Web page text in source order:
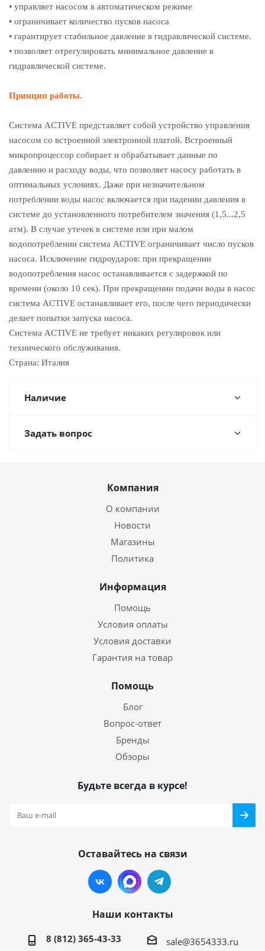
• управляет насосом в автоматическом режиме
• ограничивает количество пусков насоса
• гарантирует стабильное давление в гидравлической системе.
• позволяет отрегулировать минимальное давление в
гидравлической системе.
Принцип работы.
Система ACTIVE представляет собой устройство управления
насосом со встроенной электронной платой. Встроенный
микропроцессор собирает и обрабатывает данные по
давлению и расходу воды, что позволяет насосу работать в
оптимальных условиях. Даже при незначительном
потреблении воды насос включается при падении давления в
системе до установленного потребителем значения (1,5...2,5
атм). В случае утечек в системе или при малом
водопотреблении система ACTIVE ограничивает число пусков
насоса. Исключение гидроударов: при прекращении
водопотребления насос останавливается с задержкой по
времени (около 10 сек). При прекращении подачи воды в насос
система ACTIVE останавливает его, после чего периодически
делает попытки запуска насоса.
Система ACTIVE не требует никаких регулировок или
технического обслуживания.
Страна: Италия
Наличие
Задать вопрос
Компания
О компании
Новости
Магазины
Политика
Информация
Помощь
Условия оплаты
Условия доставки
Гарантия на товар
Помощь
Блог
Вопрос-ответ
Бренды
Обзоры
Будьте всегда в курсе!
Оставайтесь на связи
Наши контакты
8 (812) 365-43-33 sale@3654333.ru